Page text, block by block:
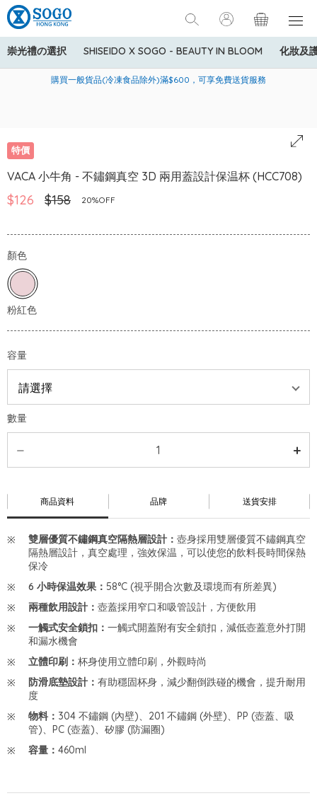
崇光禮の選択 SHISEIDO X SOGO - BEAUTY IN BLOOM 化妝及
美國運通Explorer®信用卡會員購物禮遇：高達5%簽賬回贈！
購買一般貨品(冷凍食品除外)滿$600，可享免費送貨服務
寄送中國內地服務只適用於指定商品，若訂單金額少於HK$600(折
特價
VACA 小牛角 - 不鏽鋼真空 3D 兩用蓋設計保温杯 (HCC708)
$126 $158 20%OFF
顏色
容量
數量
商品資料 品牌 送貨安排
雙層優質不鏽鋼真空隔熱層設計： 壺身採用雙層優質不鏽鋼真空
隔熱層設計，真空處理，強效保温，可以使您的飲料長時間保熱
保冷
6 小時保温效果： 58°C (視乎開合次數及環境而有所差異)
兩種飲用設計： 壺蓋採用窄口和吸管設計，方便飲用
一觸式安全鎖扣： 一觸式開蓋附有安全鎖扣，減低壺蓋意外打開
和漏水機會
立體印刷： 杯身使用立體印刷，外觀時尚
防滑底墊設計： 有助穩固杯身，減少翻倒跌碰的機會，提升耐用
度
物料： 304 不鏽鋼 (內壁)、201 不鏽鋼 (外壁)、PP (壺蓋、吸
管)、PC (壺蓋)、矽膠 (防漏圈)
容量： 460ml